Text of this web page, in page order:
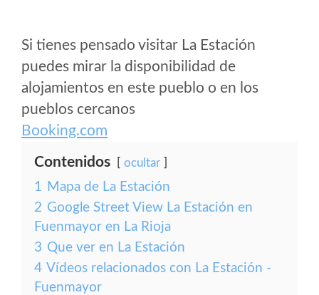
Si tienes pensado visitar La Estación
puedes mirar la disponibilidad de
alojamientos en este pueblo o en los
pueblos cercanos
Booking.com
Contenidos ocultar
1 Mapa de La Estación
2 Google Street View La Estación en
Fuenmayor en La Rioja
3 Que ver en La Estación
4 Vídeos relacionados con La Estación -
Fuenmayor